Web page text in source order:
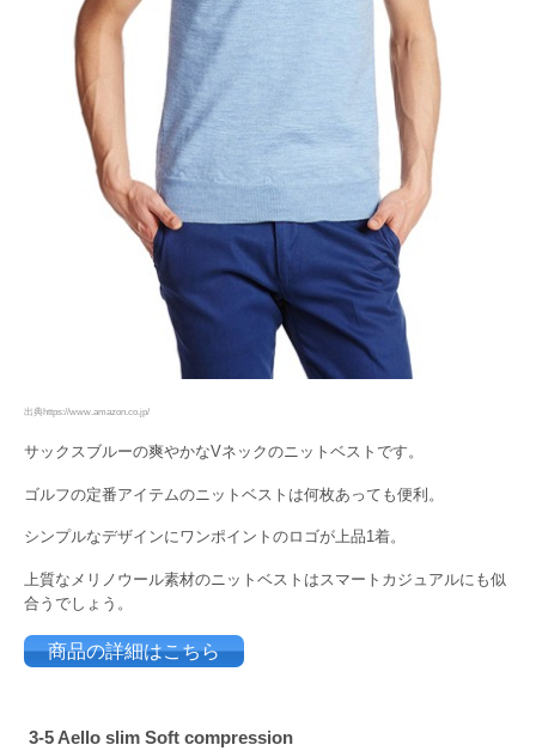
出典https://www.amazon.co.jp/
サックスブルーの爽やかなVネックのニットベストです。
ゴルフの定番アイテムのニットベストは何枚あっても便利。
シンプルなデザインにワンポイントのロゴが上品1着。
上質なメリノウール素材のニットベストはスマートカジュアルにも似
合うでしょう。
商品の詳細はこちら
3-5 Aello slim Soft compression